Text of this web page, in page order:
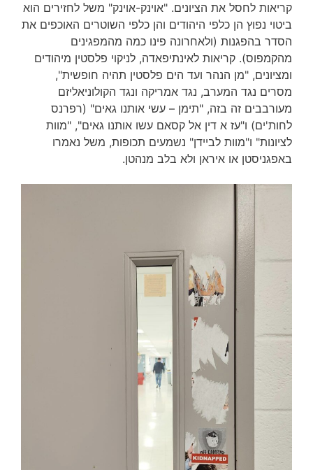
קריאות לחסל את הציונים. "אוינק-אוינק" משל לחזירים הוא
ביטוי נפוץ הן כלפי היהודים והן כלפי השוטרים האוכפים את
הסדר בהפגנות (ולאחרונה פינו כמה מהמפגינים
מהקמפוס). קריאות לאינתיפאדה, לניקוי פלסטין מיהודים
ומציונים, "מן הנהר ועד הים פלסטין תהיה חופשית",
מסרים נגד המערב, נגד אמריקה ונגד הקולוניאליזם
מעורבבים זה בזה, "תימן – עשי אותנו גאים" (רפרנס
לחות'ים) ו"עז א דין אל קסאם עשו אותנו גאים", "מוות
לציונות" ו"מוות לביידן" נשמעים תכופות, משל נאמרו
באפגניסטן או איראן ולא בלב מנהטן.